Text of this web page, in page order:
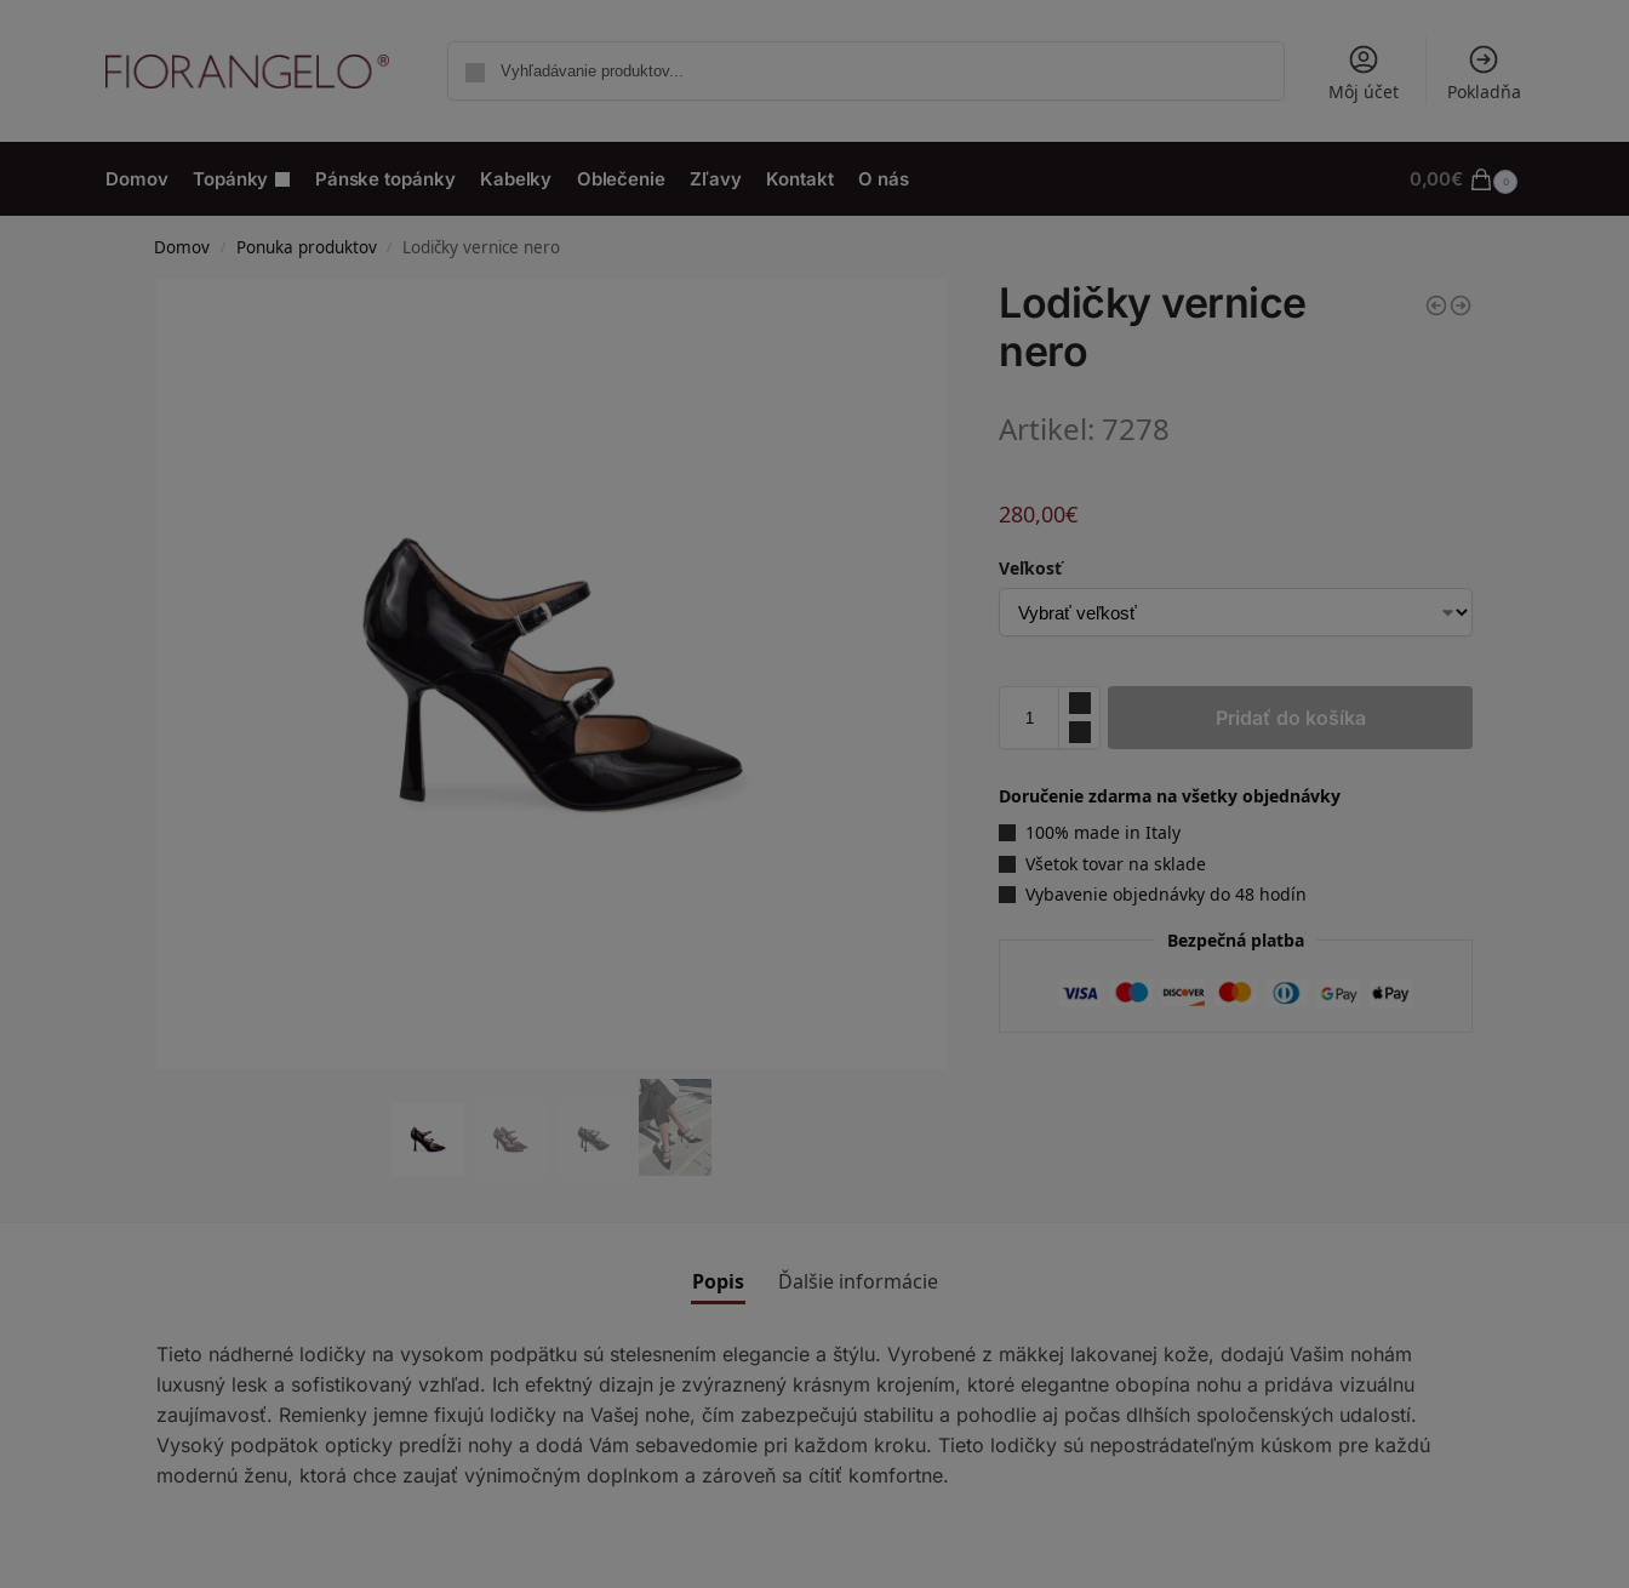
Môj účet Pokladňa
Domov Topánky Pánske topánky Kabelky Oblečenie Zľavy Kontakt O nás 0,00€ 0
Domov / Ponuka produktov / Lodičky vernice nero
Lodičky vernice
nero
Artikel: 7278
280,00€
Veľkosť
Pridať do košíka
Doručenie zdarma na všetky objednávky
100% made in Italy
Všetok tovar na sklade
Vybavenie objednávky do 48 hodín
Bezpečná platba
Popis Ďalšie informácie
Tieto nádherné lodičky na vysokom podpätku sú stelesnením elegancie a štýlu. Vyrobené z mäkkej lakovanej kože, dodajú Vašim nohám
luxusný lesk a sofistikovaný vzhľad. Ich efektný dizajn je zvýraznený krásnym krojením, ktoré elegantne obopína nohu a pridáva vizuálnu
zaujímavosť. Remienky jemne fixujú lodičky na Vašej nohe, čím zabezpečujú stabilitu a pohodlie aj počas dlhších spoločenských udalostí.
Vysoký podpätok opticky predĺži nohy a dodá Vám sebavedomie pri každom kroku. Tieto lodičky sú nepostrádateľným kúskom pre každú
modernú ženu, ktorá chce zaujať výnimočným doplnkom a zároveň sa cítiť komfortne.